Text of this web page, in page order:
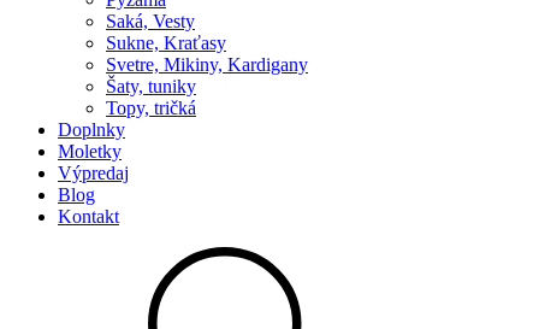
Saká, Vesty
Sukne, Kraťasy
Svetre, Mikiny, Kardigany
Šaty, tuniky
Topy, tričká
Doplnky
Moletky
Výpredaj
Blog
Kontakt